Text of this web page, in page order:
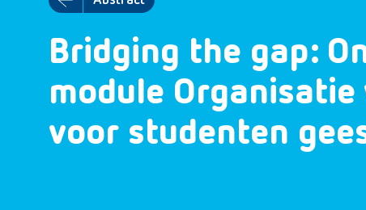
Bridging the gap:
module
voor studenten